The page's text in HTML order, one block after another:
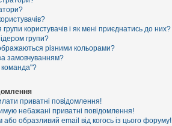
користувачів і як мені приєднатись до них?
групи?
різними кольорами?
замовчуванням?
приватні повідомлення!
небажані приватні повідомлення!
образливий email від когось із цього форуму!